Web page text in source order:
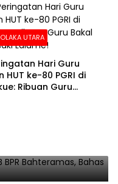
UTARA
Hari Guru
HUT ke-80 PGRI di
Ribuan Guru
BPR Bahteramas,